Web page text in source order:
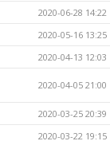
2020-06-28 14:22
2020-05-16 13:25
2020-04-13 12:03
2020-04-05 21:00
2020-03-25 20:39
2020-03-22 19:15